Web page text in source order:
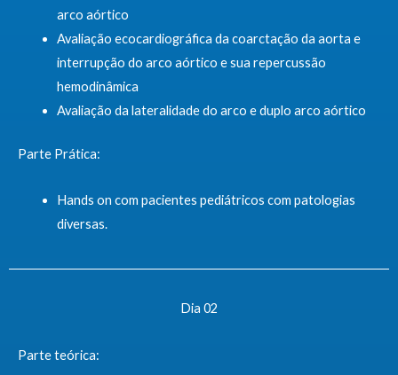
arco aórtico
Avaliação ecocardiográfica da coarctação da aorta e
interrupção do arco aórtico e sua repercussão
hemodinâmica
Avaliação da lateralidade do arco e duplo arco aórtico
Parte Prática:
Hands on com pacientes pediátricos com patologias
diversas.
Dia 02
Parte teórica: